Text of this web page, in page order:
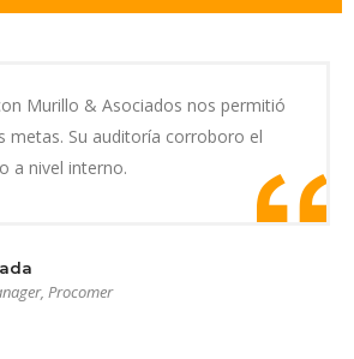
Murillo & Asociados nos permitió
metas. Su auditoría corroboro el
a nivel interno.
Procomer